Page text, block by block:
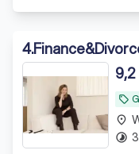
4.
local_offer
9,2
place
timelapse